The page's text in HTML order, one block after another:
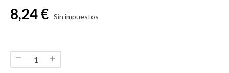
8,24 € Sin impuestos